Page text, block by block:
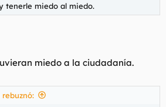
tenerle miedo al miedo.
miedo a la ciudadanía.